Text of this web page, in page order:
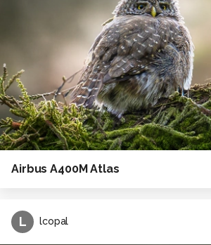
Airbus A400M Atlas
L lcopal